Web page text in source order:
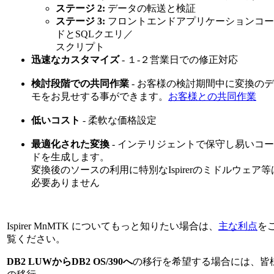
ステージ 2: データの転送と検証
ステージ 3: フロントエンドアプリケーションコー
ドとSQLクエリ／
スクリプト
迅速なカスタマイズ- １-２営業日での修正対応
検討段階での共同作業 - お客様の検討期間中に変換のデ
モをお見せする事ができます。 お客様との共同作業
低いコスト - 柔軟な価格設定
最適化された変換 - インテリジェントで保守し易いコー
ドを生成します。
変換後のソースの利用に特別なIspirerのミドルウェア等
必要ありません
Ispirer MnMTK についてもっと知りたい場合は、 主な利点を
覧ください。
DB2 LUWからDB2 OS/390への移行を希望する場合には、皆